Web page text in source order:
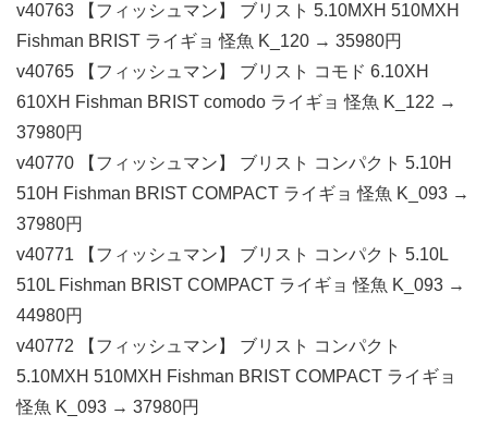
v40763 【フィッシュマン】 ブリスト 5.10MXH 510MXH
Fishman BRIST ライギョ 怪魚 K_120 → 35980円
v40765 【フィッシュマン】 ブリスト コモド 6.10XH
610XH Fishman BRIST comodo ライギョ 怪魚 K_122 →
37980円
v40770 【フィッシュマン】 ブリスト コンパクト 5.10H
510H Fishman BRIST COMPACT ライギョ 怪魚 K_093 →
37980円
v40771 【フィッシュマン】 ブリスト コンパクト 5.10L
510L Fishman BRIST COMPACT ライギョ 怪魚 K_093 →
44980円
v40772 【フィッシュマン】 ブリスト コンパクト
5.10MXH 510MXH Fishman BRIST COMPACT ライギョ
怪魚 K_093 → 37980円